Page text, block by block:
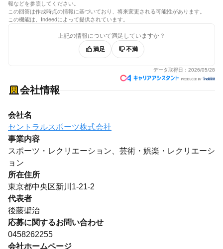
報などを参照してください。
この回答は作成時点の情報に基づいており、将来変更される可能性があります。
この機能は、Indeedによって提供されています。
上記の情報について満足していますか？
満足
不満
データ取得日： 2026/05/28
会社情報
会社名
セントラルスポーツ株式会社
事業内容
スポーツ・レクリエーション、芸術・娯楽・レクリエーシ
ョン
所在住所
東京都中央区新川1-21-2
代表者
後藤聖治
応募に関するお問い合わせ
0458262255
会社ホームページ